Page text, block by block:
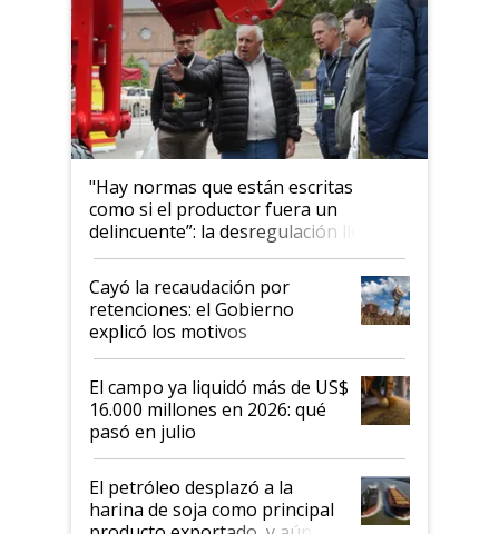
"Hay normas que están escritas
como si el productor fuera un
delincuente”: la desregulación llegó
al Congreso Aapresid y hasta se
habló del financiamiento al IPCVA
Cayó la recaudación por
retenciones: el Gobierno
explicó los motivos
El campo ya liquidó más de US$
16.000 millones en 2026: qué
pasó en julio
El petróleo desplazó a la
harina de soja como principal